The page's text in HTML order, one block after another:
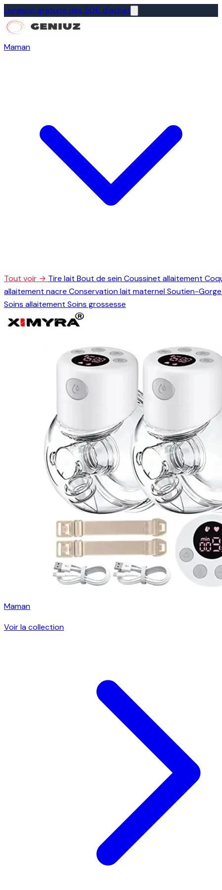
Livraison gratuite dès 50€ d'achat
Maman
Tout voir → Tire lait Bout de seinCoussinet allaitement
allaitement nacre Conservation lait maternelSoutien-
Soins allaitement Soins grossesse
Maman
Voir la collection